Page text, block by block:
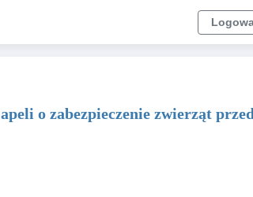
o zabezpieczenie zwierząt